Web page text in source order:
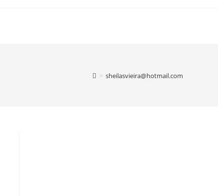
> sheilasvieira@hotmail.com